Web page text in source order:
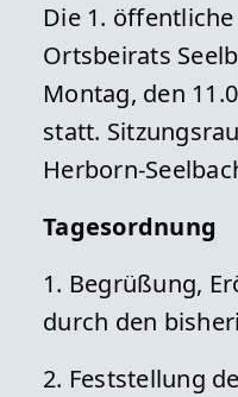
Die 1.
Ortsbeirats
Montag, den
statt.
Herborn-
Tagesordnung
1. Begrüßung,
durch den
2. Feststellung